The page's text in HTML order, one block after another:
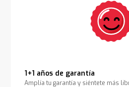
1+1 años de garantía
Amplía tu garantía y siéntete más